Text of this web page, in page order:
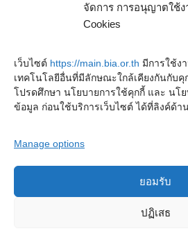
จัดการ การอนุญาตใช้ง
Cookies
เว็บไซต์ https://main.bia.or.th มีการใช้ง
เทคโนโลยีอื่นที่มีลักษณะใกล้เคียงกันกับคุ
โปรดศึกษา นโยบายการใช้คุกกี้ และ นโ
ข้อมูล ก่อนใช้บริการเว็บไซต์ ได้ที่ลิงค์ด้า
Manage options
ยอมรับ
ปฏิเสธ
Copyright © 2023. Buddhadasa